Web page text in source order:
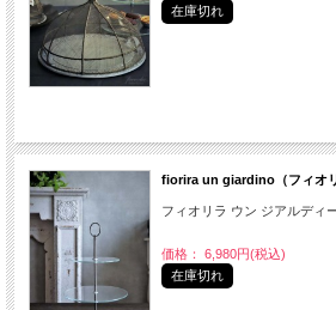
在庫切れ
fiorira un giardino（フィオ
フィオリラ ウン ジアルディ
価格： 6,980円(税込)
在庫切れ